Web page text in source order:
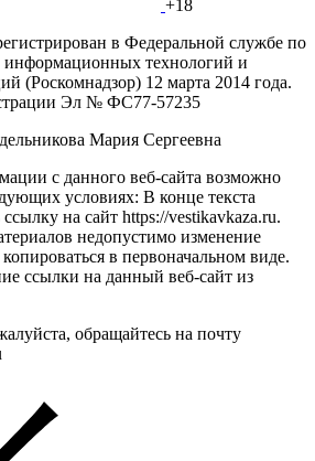
+18
в Федеральной службе по
информационных технологий и
(Роскомнадзор) 12 марта 2014 года.
Эл № ФС77-57235
Мария Сергеевна
с данного веб-сайта возможно
условиях: В конце текста
на сайт https://vestikavkaza.ru.
недопустимо изменение
в первоначальном виде.
ссылки на данный веб-сайт из
обращайтесь на почту